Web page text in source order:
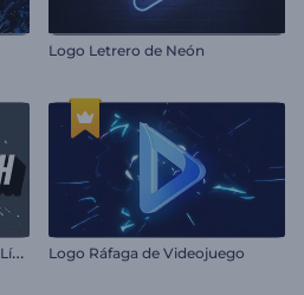
Logo Letrero de Neón
L
ogo Reveal - Salpicadura de Líquido Logo Ráfaga de Videojuego